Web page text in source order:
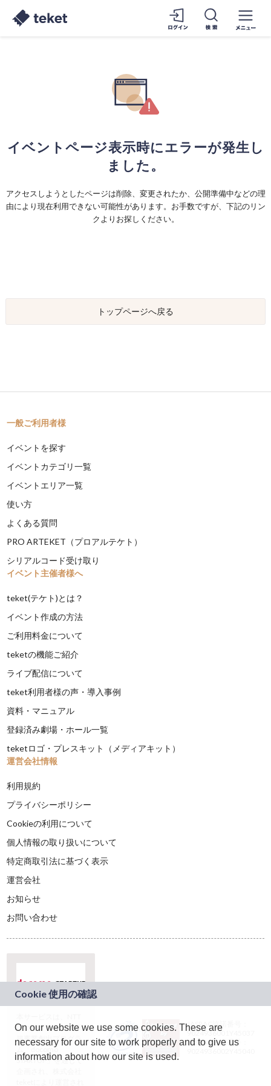
イベントページ表示時にエラーが発生し
ました。
アクセスしようとしたページは削除、変更されたか、公開準備中などの理
由により現在利用できない可能性があります。お手数ですが、下記のリン
クよりお探しください。
トップページへ戻る
一般ご利用者様
イベントを探す
イベントカテゴリ一覧
イベントエリア一覧
使い方
よくある質問
PRO ARTEKET（プロアルテケト）
シリアルコード受け取り
イベント主催者様へ
teket(テケト)とは？
イベント作成の方法
ご利用料金について
teketの機能ご紹介
ライブ配信について
teket利用者様の声・導入事例
資料・マニュアル
登録済み劇場・ホール一覧
teketロゴ・プレスキット（メディアキット）
運営会社情報
利用規約
プライバシーポリシー
Cookieの利用について
個人情報の取り扱いについて
特定商取引法に基づく表示
運営会社
お知らせ
お問い合わせ
ドコモグループの新
規事業創出プログラ
ム「docomo
STARTUP」を通じて
JASRAC許諾番号：
9024936001Y45037
JASRAC許諾番号：
On our website we use some cookies. These are
necessary for our site to work properly and to give us
information about how our site is used.